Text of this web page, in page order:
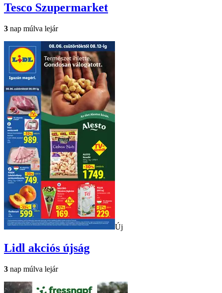
Tesco Szupermarket
3 nap múlva lejár
Új
Lidl akciós újság
3 nap múlva lejár